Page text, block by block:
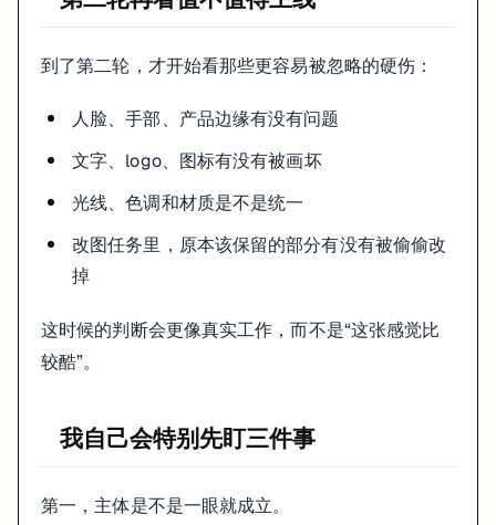
到了第二轮，才开始看那些更容易被忽略的硬伤：
人脸、手部、产品边缘有没有问题
文字、logo、图标有没有被画坏
光线、色调和材质是不是统一
改图任务里，原本该保留的部分有没有被偷偷改
掉
这时候的判断会更像真实工作，而不是“这张感觉比
较酷”。
我自己会特别先盯三件事
第一，主体是不是一眼就成立。